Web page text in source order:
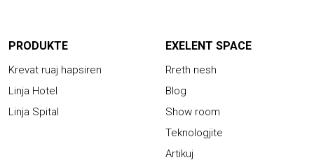
PRODUKTE
Krevat ruaj hapsiren
Linja Hotel
Linja Spital
EXELENT SPACE
Rreth nesh
Blog
Show room
Teknologjite
Artikuj